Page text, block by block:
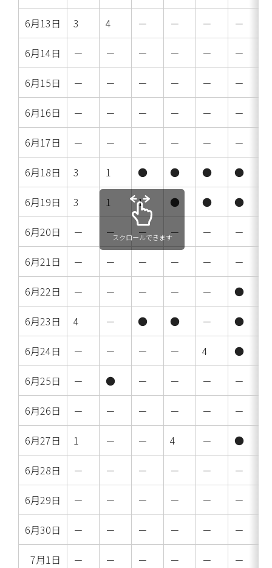
6月13日 3 4 － － － －
6月14日 － － － － － －
6月15日 － － － － － －
6月16日 － － － － － －
6月17日 － － － － － －
6月18日 3 1 ● ● ● ●
6月19日 3 1 1 ● ● ●
6月20日 － － － － － －
6月21日 － － － － － －
6月22日 － － － － － ●
6月23日 4 － ● ● － ●
6月24日 － － － － 4 ●
6月25日 － ● － － － －
6月26日 － － － － － －
6月27日 1 － － 4 － ●
6月28日 － － － － － －
6月29日 － － － － － －
6月30日 － － － － － －
7月1日 － － － － － －
スクロールできます